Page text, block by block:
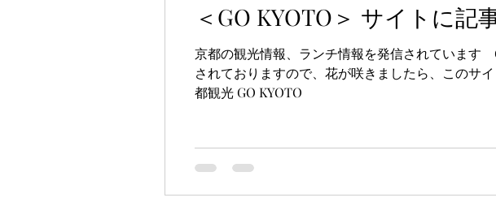
＜GO KYOTO＞ サイトに記
京都の観光情報、ランチ情報を発信されています
されておりますので、花が咲きましたら、このサ
都観光 GO KYOTO